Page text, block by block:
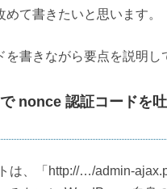
て書きたいと思います。
を書きながら要点を説明し
nonce 認証コードを
は、「http://…/admin-